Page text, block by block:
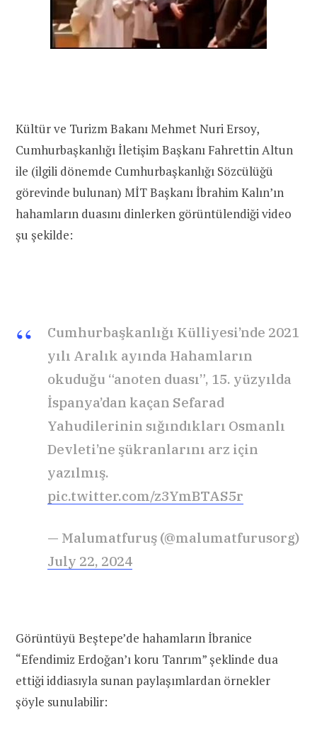
Kültür ve Turizm Bakanı Mehmet Nuri Ersoy,
Cumhurbaşkanlığı İletişim Başkanı Fahrettin Altun
ile (ilgili dönemde Cumhurbaşkanlığı Sözcülüğü
görevinde bulunan) MİT Başkanı İbrahim Kalın’ın
hahamların duasını dinlerken görüntülendiği video
şu şekilde:
Cumhurbaşkanlığı Külliyesi’nde 2021
yılı Aralık ayında Hahamların
okuduğu “anoten duası”, 15. yüzyılda
İspanya’dan kaçan Sefarad
Yahudilerinin sığındıkları Osmanlı
Devleti’ne şükranlarını arz için
yazılmış.
pic.twitter.com/z3YmBTAS5r
— Malumatfuruş (@malumatfurusorg)
July 22, 2024
Görüntüyü Beştepe’de hahamların İbranice
“Efendimiz Erdoğan’ı koru Tanrım” şeklinde dua
ettiği iddiasıyla sunan paylaşımlardan örnekler
şöyle sunulabilir: